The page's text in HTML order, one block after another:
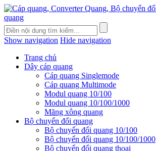
Show navigation Hide navigation
Trang chủ
Dây cáp quang
Cáp quang Singlemode
Cáp quang Multimode
Modul quang 10/100
Modul quang 10/100/1000
Măng xông quang
Bộ chuyển đổi quang
Bộ chuyển đổi quang 10/100
Bộ chuyển đổi quang 10/100/1000
Bộ chuyển đổi quang thoại